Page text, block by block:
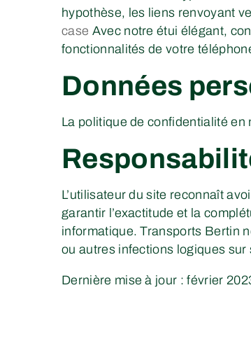
hypothèse, les liens renvoyant
case Avec notre étui élégant,
fonctionnalités de votre
Données
La politique de confidentialité
L’utilisateur du site reconnaît
garantir l’exactitude et la
informatique. Transports Bertin
ou autres infections logiques sur
Dernière mise à jour : février